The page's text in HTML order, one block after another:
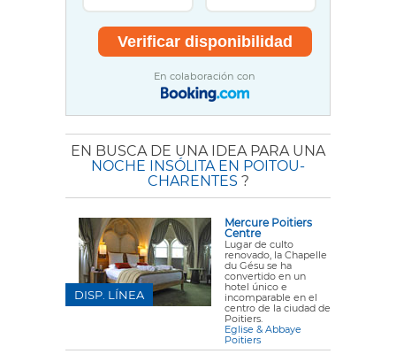
En colaboración con
EN BUSCA DE UNA IDEA PARA UNA
NOCHE INSÓLITA EN POITOU-
CHARENTES ?
Mercure Poitiers
Centre
Lugar de culto
renovado, la Chapelle
du Gésu se ha
convertido en un
hotel único e
incomparable en el
centro de la ciudad de
Poitiers.
Eglise & Abbaye
Poitiers
DISP. LÍNEA